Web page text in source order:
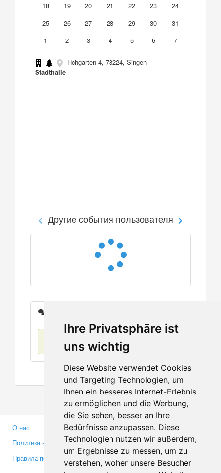
Ihre Privatsphäre ist
uns wichtig
Diese Website verwendet Cookies
und Targeting Technologien, um
Ihnen ein besseres Internet-Erlebnis
zu ermöglichen und die Werbung,
die Sie sehen, besser an Ihre
Bedürfnisse anzupassen. Diese
Technologien nutzen wir außerdem,
um Ergebnisse zu messen, um zu
verstehen, woher unsere Besucher
18
19 20 21 22 23
24
25
26 27 28 29 30
31
1
2 3 4 5 6 7
Hohgarten 4, 78224, Singen
Stadthalle
Другие события пользователя
О нас
Политика конфиденциальности
Правила пользования
Партнерам
Инвесторам